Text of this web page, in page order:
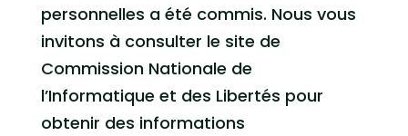
personnelles a été commis. Nous vous
invitons à consulter le site de
Commission Nationale de
l’Informatique et des Libertés pour
obtenir des informations